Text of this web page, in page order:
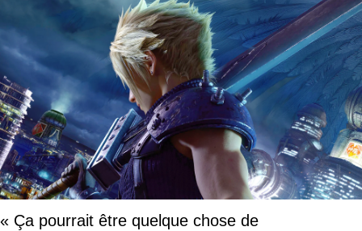
« Ça pourrait être quelque chose de